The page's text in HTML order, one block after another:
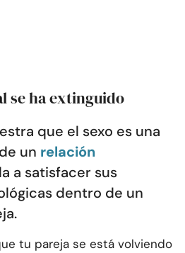
se ha extinguido
que el sexo es una
un relación
a satisfacer sus
dentro de un
tu pareja se está volviendo